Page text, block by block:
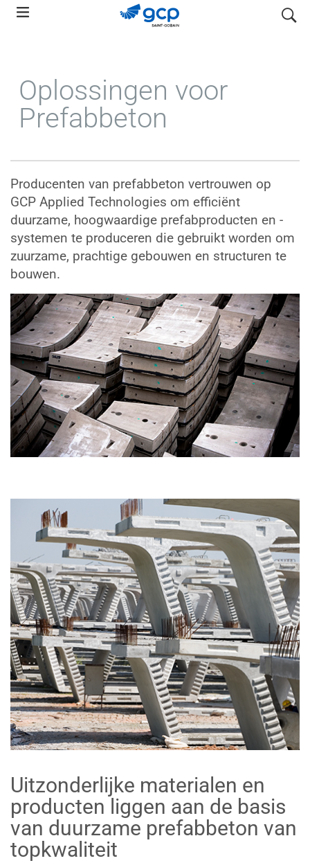
Skip
search
Oplossingen voor
Prefabbeton
Producenten van prefabbeton vertrouwen op
GCP Applied Technologies om efficiënt
duurzame, hoogwaardige prefabproducten en -
systemen te produceren die gebruikt worden om
zuurzame, prachtige gebouwen en structuren te
bouwen.
Uitzonderlijke materialen en
producten liggen aan de basis
van duurzame prefabbeton van
topkwaliteit